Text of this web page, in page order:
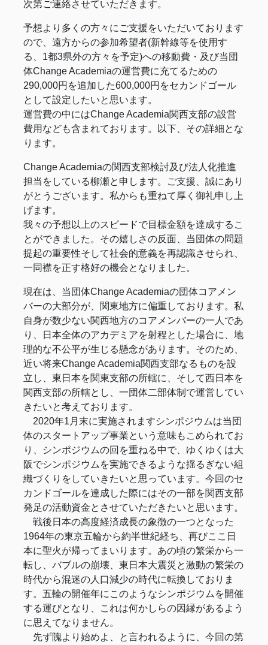
次第ご連絡させていただきます。
予想より多くの方々にご支援をいただいております
ので、遠方からの参加希望者(新幹線等を使用す
る、1都3県外の方々を予定)への移動費・及び当団
体Change Academiaの運営費に充てるための
290,000円を追加した600,000円をセカンドゴール
として設定したいと思います。
運営費の中にはChange Academia関西支部の設営
費用なども含まれております。以下、その詳細とな
ります。
Change Academiaの関西支部検討及び法人化推進
担当をしている柳瀬と申します。ご支援、誠にあり
がとうございます。私からも重ねて厚く御礼申し上
げます。
我々の予想以上のスピードで目標金額を達成するこ
とができました。その嬉しさの反面、当団体の問題
提起の重要性そして社会的意義を再認識させられ、
一同襟を正す格好の機会となりました。
現在は、当団体Change Academiaの団体コアメン
バーの大部分が、関東地方に偏重しております。私
自身が数少ない関西地方のコアメンバーの一人であ
り、日本全体のアカデミアを射程とした場合に、地
理的な不公平が生じる懸念があります。そのため、
近い将来Change Academia関西支部なるものを設
立し、東日本を関東支部の所轄に、そして西日本を
関西支部の所轄とし、一団体二部体制で運営してい
きたいと考えております。
2020年1月末に実施されますシンポジウムは当団
体のスタートアップ事業という意味もこめられてお
り、シンポジウムの回を重ねる中で、ゆくゆくは大
阪でシンポジウムを実施できるような揺るぎない組
織づくりをしていきたいと思っています。今回のセ
カンドゴールを達成した際にはその一部を関西支部
発足の活動資金とさせていただきたいと思います。
戦後日本の高度経済成長の象徴の一つとなった
1964年の東京五輪から約半世紀経ち、再びここ日
本に聖火が帰ってまいります。あの頃の繁栄から一
転し、バブルの崩壊、東日本大震災と激動の繁栄の
時代から混迷の人口減少の時代に転換しておりま
す。五輪の開催年にこのようなシンポジウムを開催
する運びとなり、これは何かしらの因縁があるよう
に思えてなりません。
先ず隗より始めよ、と言われるように、今回の第